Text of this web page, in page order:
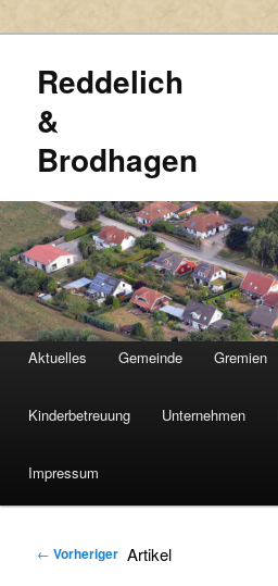
Reddelich
&
Brodhagen
HAUPTMENÜ
Zum
primären
Inhalt
Zum
sekundären
Inhalt
Aktuelles Gemeinde Gremien
Kinderbetreuung Unternehmen
Impressum
Artikel
← Vorheriger